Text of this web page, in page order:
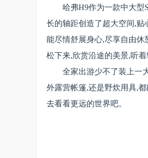
哈弗H9作为一款中大型
长的轴距创造了超大空间,
能尽情舒展身心,尽享自由
松下来,欣赏沿途的美景,听
全家出游少不了装上一
外露营帐篷,还是野炊用具,
去看看更远的世界吧。